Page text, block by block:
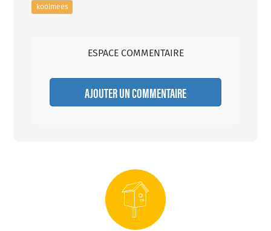
koolmees
ESPACE COMMENTAIRE
AJOUTER UN COMMENTAIRE